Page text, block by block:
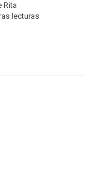
Rita
lecturas